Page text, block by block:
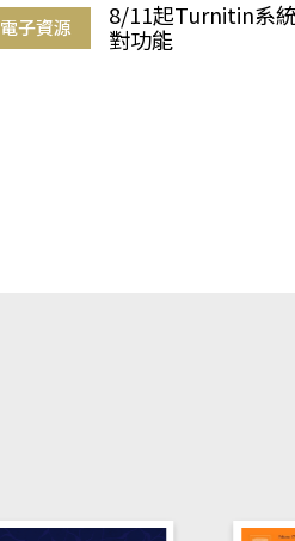
電子資源
8/11起Turnitin系
對功能